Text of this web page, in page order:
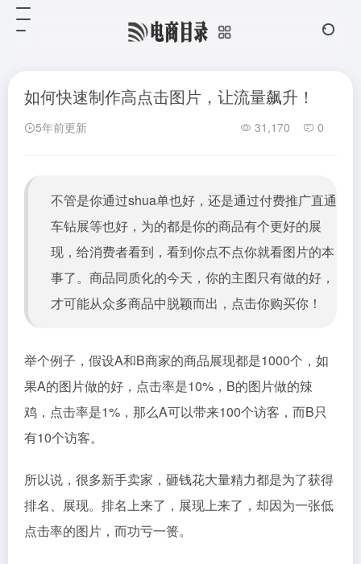
如何快速制作高点击图片，让流量飙升！
5年前更新 31,170 0
不管是你通过shua单也好，还是通过付费推广直通
车钻展等也好，为的都是你的商品有个更好的展
现，给消费者看到，看到你点不点你就看图片的本
事了。商品同质化的今天，你的主图只有做的好，
才可能从众多商品中脱颖而出，点击你购买你！
举个例子，假设A和B商家的商品展现都是1000个，如
果A的图片做的好，点击率是10%，B的图片做的辣
鸡，点击率是1%，那么A可以带来100个访客，而B只
有10个访客。
所以说，很多新手卖家，砸钱花大量精力都是为了获得
排名、展现。排名上来了，展现上来了，却因为一张低
点击率的图片，而功亏一篑。